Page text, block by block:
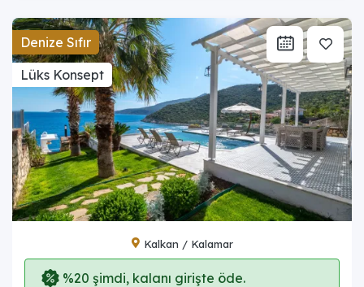
Denize Sıfır
Lüks Konsept
Kalkan / Kalamar
%20 şimdi, kalanı girişte öde.